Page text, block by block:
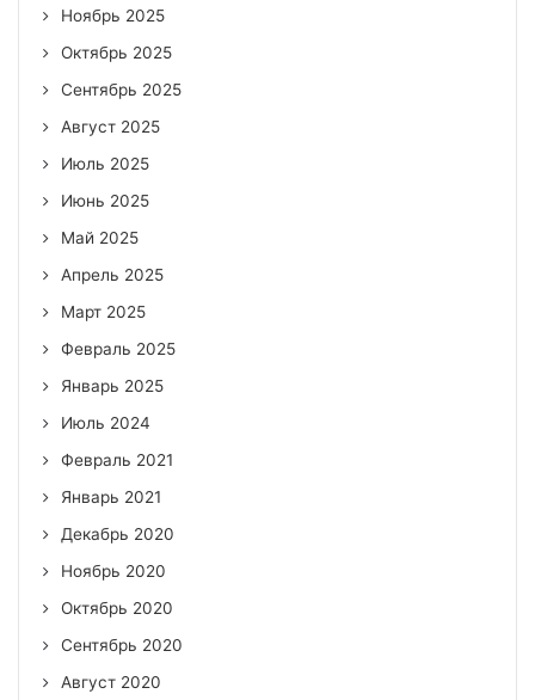
Ноябрь 2025
Октябрь 2025
Сентябрь 2025
Август 2025
Июль 2025
Июнь 2025
Май 2025
Апрель 2025
Март 2025
Февраль 2025
Январь 2025
Июль 2024
Февраль 2021
Январь 2021
Декабрь 2020
Ноябрь 2020
Октябрь 2020
Сентябрь 2020
Август 2020